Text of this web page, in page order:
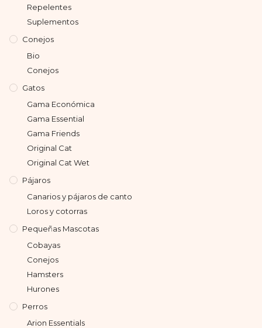
Repelentes
Suplementos
Conejos
Bio
Conejos
Gatos
Gama Económica
Gama Essential
Gama Friends
Original Cat
Original Cat Wet
Pájaros
Canarios y pájaros de canto
Loros y cotorras
Pequeñas Mascotas
Cobayas
Conejos
Hamsters
Hurones
Perros
Arion Essentials